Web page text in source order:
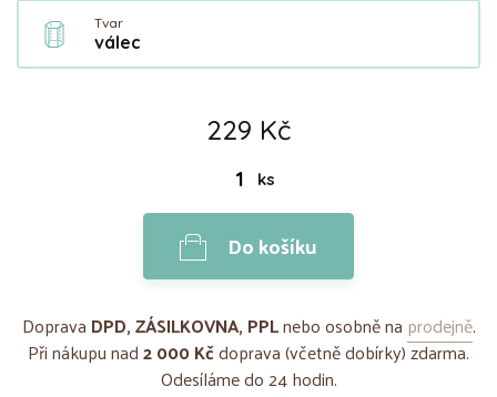
Tvar
válec
229 Kč
ks
Do košíku
Doprava DPD, ZÁSILKOVNA, PPLnebo osobně na prodejně.
Při nákupu nad2 000 Kčdoprava (včetně dobírky) zdarma.
Odesíláme do 24 hodin.